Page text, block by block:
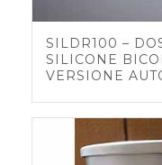
SILDR100 –
SILICONE
VERSIONE